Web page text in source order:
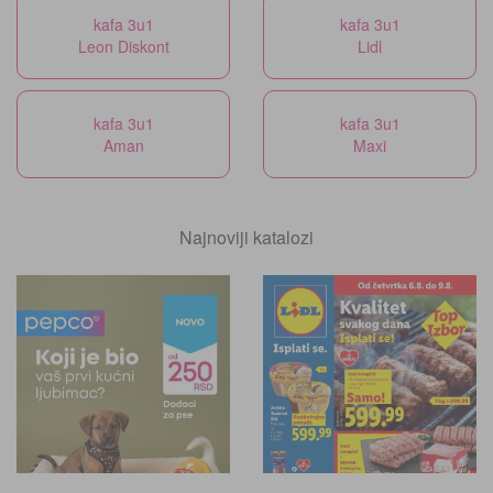
kafa 3u1
Leon Diskont
kafa 3u1
Lidl
kafa 3u1
Aman
kafa 3u1
Maxi
Najnoviji katalozi